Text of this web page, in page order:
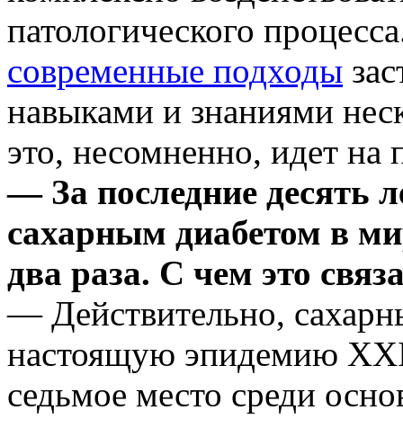
патологического
современные подходы
навыками и знаниями
это, несомненно, идет на
— За последние десять
сахарным диабетом в
два раза. С чем это
— Действительно,
настоящую эпидемию XXI
седьмое место среди